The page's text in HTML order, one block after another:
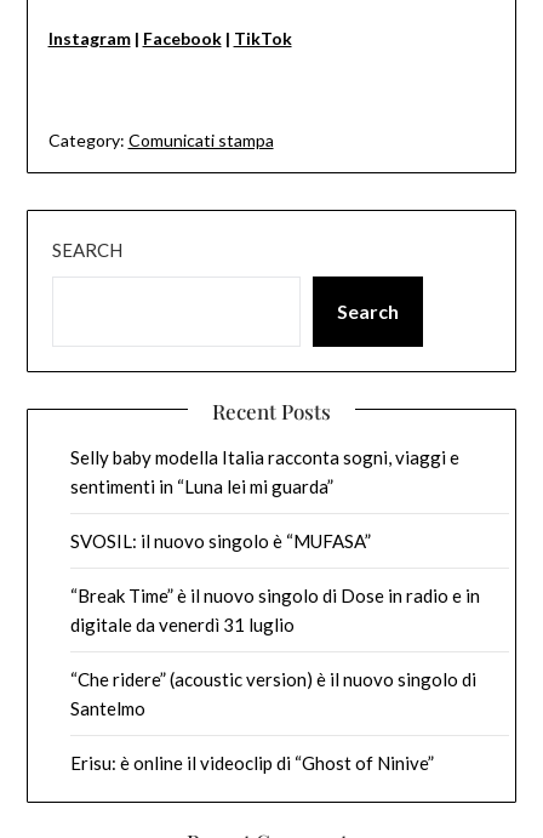
Instagram| Facebook| TikTok
Category: Comunicati stampa
SEARCH
Search
Recent Posts
Selly baby modella Italia racconta sogni, viaggi e
sentimenti in “Luna lei mi guarda”
SVOSIL: il nuovo singolo è “MUFASA”
“Break Time” è il nuovo singolo di Dose in radio e in
digitale da venerdì 31 luglio
“Che ridere” (acoustic version) è il nuovo singolo di
Santelmo
Erisu: è online il videoclip di “Ghost of Ninive”